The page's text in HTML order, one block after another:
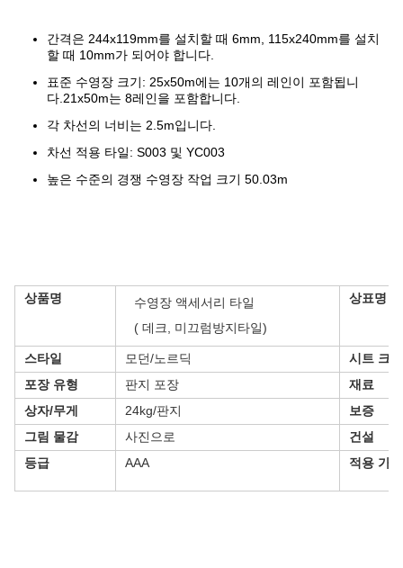
간격은 244x119mm를 설치할 때 6mm, 115x240mm를 설치
할 때 10mm가 되어야 합니다.
표준 수영장 크기: 25x50m에는 10개의 레인이 포함됩니
다.21x50m는 8레인을 포함합니다.
각 차선의 너비는 2.5m입니다.
차선 적용 타일: S003 및 YC003
높은 수준의 경쟁 수영장 작업 크기 50.03m
상품명
수영장 액세서리 타일
( 데크, 미끄럼방지타일)
상표명
스타일 모던/노르딕
시트 크기
포장 유형
판지 포장
재료
상자/무게
24kg/판지
보증
그림 물감
사진으로
건설
등급
AAA 적용 가